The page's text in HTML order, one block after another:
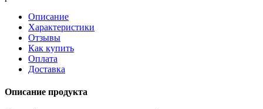
Описание
Характеристики
Отзывы
Как купить
Оплата
Доставка
Описание продукта